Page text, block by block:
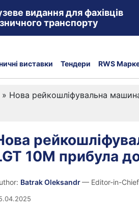
видання для фахівців
транспорту
виставки Тендери RWS
» Нова рейкошліфувальна
10M прибула
Batrak Oleksandr— Editor-in-